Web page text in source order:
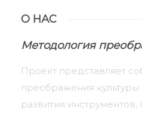
О НАС
Методология
Проект представляет
преображения
развития